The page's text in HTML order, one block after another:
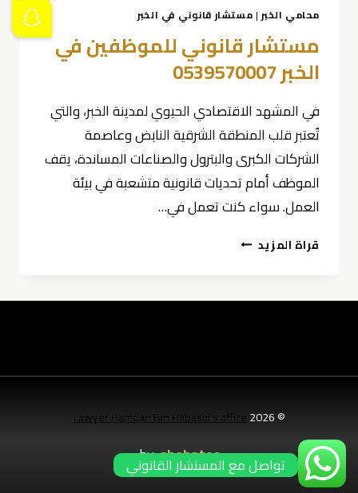
محامي الخبر| مستشار قانوني في الخبر
مستشار قانوني للموظفين في
الخبر 0539570007
في المشهد الاقتصادي الحيوي لمدينة الخبر، والتي
تُعتبر قلب المنطقة الشرقية النابض وعاصمة
الشركات الكبرى والبترول والصناعات المساندة، يقف
الموظف أمام تحديات قانونية متشعبة في بيئة
العمل. سواء كنت تعمل في…
قراة المزيد مستشار
في
© 2026
Lawyer Hamdan Bin Habashi’s office
by:shebatec
تواصل مع المستشار القانوني